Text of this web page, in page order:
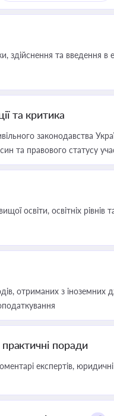
та введення в
та критика
законодавства
та правового статусу
освіти, освітніх рівнів та
отриманих з іноземних
поради
експертів,